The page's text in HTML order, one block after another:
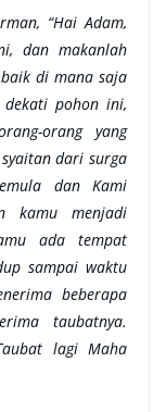
“Hai Adam,
dan makanlah
di mana saja
pohon ini,
orang yang
dari surga
dan Kami
kamu menjadi
ada tempat
sampai waktu
beberapa
taubatnya.
lagi Maha